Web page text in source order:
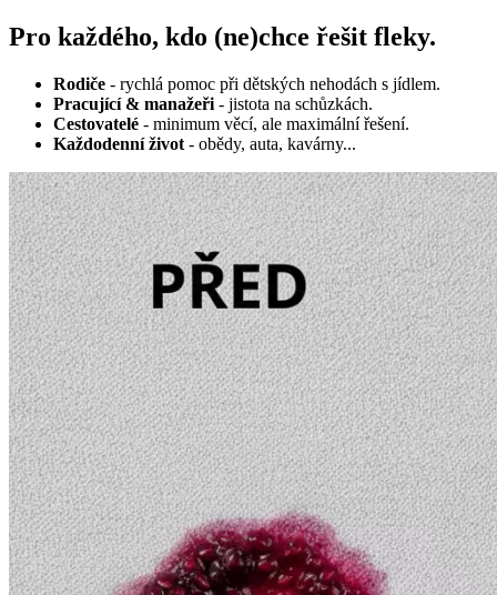
Pro každého, kdo (ne)chce řešit fleky.
Rodiče - rychlá pomoc při dětských nehodách s jídlem.
Pracující & manažeři - jistota na schůzkách.
Cestovatelé - minimum věcí, ale maximální řešení.
Každodenní život - obědy, auta, kavárny...